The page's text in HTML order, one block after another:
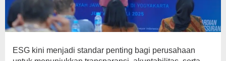
ESG kini menjadi standar penting bagi perusahaan